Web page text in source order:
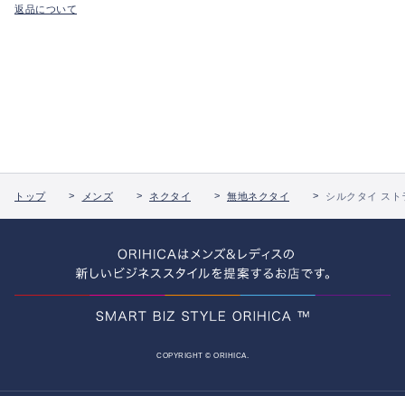
返品について
トップ メンズ ネクタイ 無地ネクタイ シルクタイ スト
COPYRIGHT © ORIHICA.